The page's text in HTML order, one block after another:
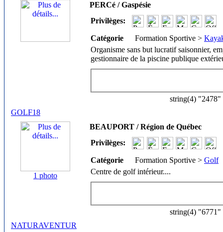
PERCé / Gaspésie
Privilèges:
Catégorie Formation Sportive >
Organisme sans but lucratif saisonnier,
gestionnaire de la piscine publique
string(4) "2478"
GOLF18
1 photo
BEAUPORT / Région de Québec
Privilèges:
Catégorie Formation Sportive > Golf
Centre de golf intérieur....
string(4) "6771"
NATURAVENTUR